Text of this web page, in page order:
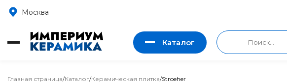
Москва
Каталог
Главная страница/Каталог/Керамическая плитка/Stroeher